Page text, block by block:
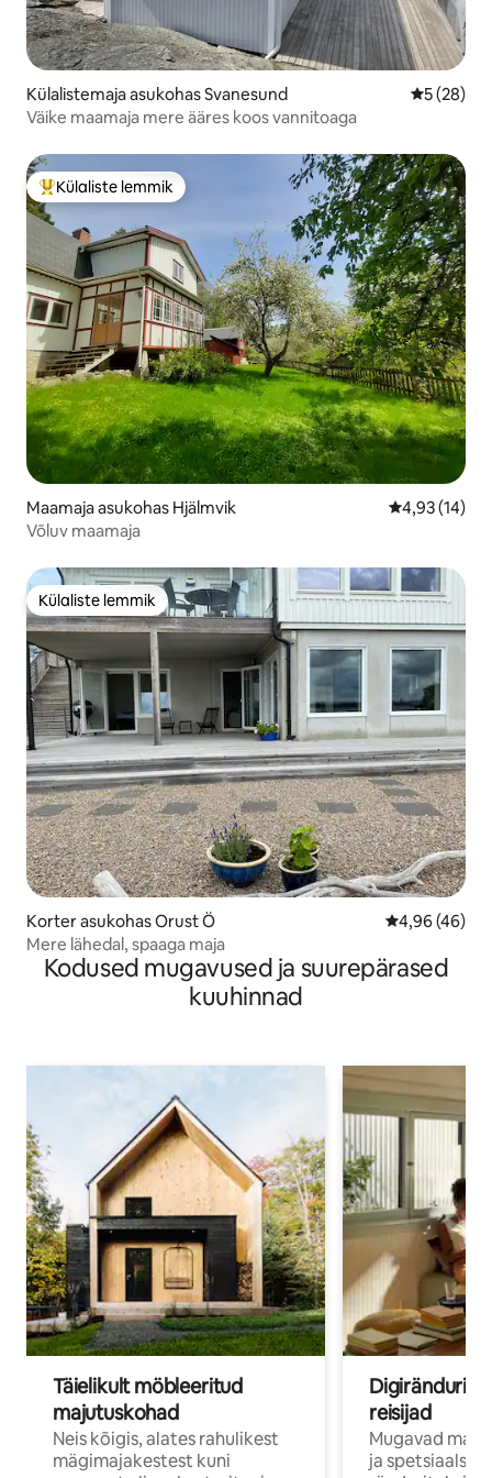
Külalistemaja asukohas Svanesund Keskmine
5 (28)
Väike maamaja mere ääres koos vannitoaga
Külaliste suur lemmik
Külaliste lemmik
Maamaja asukohas Hjälmvik Keskmine
4,93 (14)
Võluv maamaja
Külaliste lemmik
Külaliste lemmik
Korter asukohas Orust Ö Keskmine
4,96 (46)
Mere lähedal, spaaga maja
Kodused mugavused ja suurepärased
kuuhinnad
Täielikult möbleeritud
majutuskohad
Neis kõigis, alates rahulikest
mägimajakestest kuni
Digirändurid
reisijad
Mugavad
ja spetsiaalse